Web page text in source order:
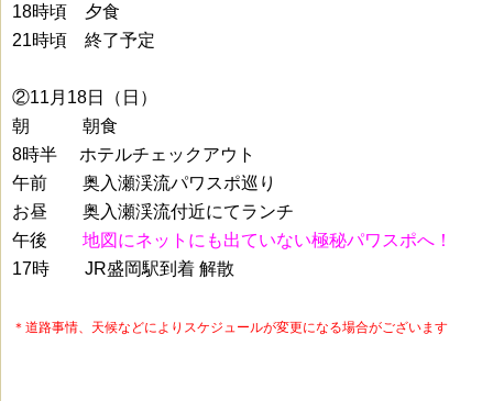
18時頃 夕食
21時頃 終了予定
②11月18日（日）
朝 朝食
8時半 ホテルチェックアウト
午前 奥入瀬渓流パワスポ巡り
お昼 奥入瀬渓流付近にてランチ
午後 地図にネットにも出ていない極秘パワスポへ！
17時 JR盛岡駅到着 解散
＊道路事情、天候などによりスケジュールが変更になる場合がございます